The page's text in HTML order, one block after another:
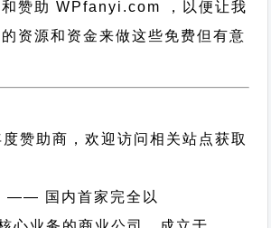
赞助 WPfanyi.com ，以便让我
资源和资金来做这些免费但有意
赞助商，欢迎访问相关站点获取
—— 国内首家完全以